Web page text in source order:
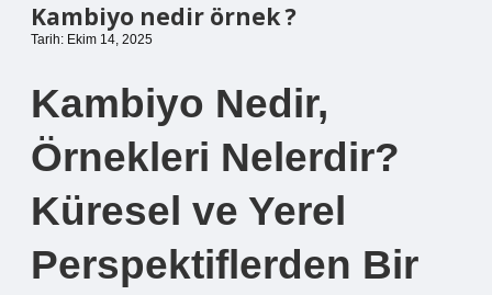
Kambiyo nedir örnek ?
Tarih: Ekim 14, 2025
Kambiyo Nedir,
Örnekleri Nelerdir?
Küresel ve Yerel
Perspektiflerden Bir